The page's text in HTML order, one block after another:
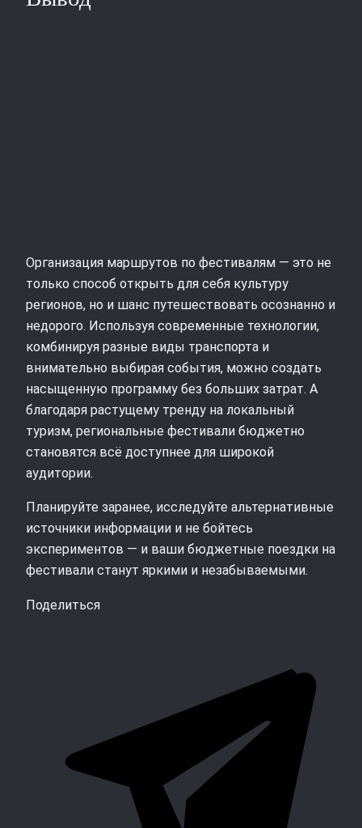
Организация маршрутов по фестивалям — это не
только способ открыть для себя культуру
регионов, но и шанс путешествовать осознанно и
недорого. Используя современные технологии,
комбинируя разные виды транспорта и
внимательно выбирая события, можно создать
насыщенную программу без больших затрат. А
благодаря растущему тренду на локальный
туризм, региональные фестивали бюджетно
становятся всё доступнее для широкой
аудитории.
Планируйте заранее, исследуйте альтернативные
источники информации и не бойтесь
экспериментов — и ваши бюджетные поездки на
фестивали станут яркими и незабываемыми.
Поделиться